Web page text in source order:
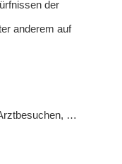
der
anderem auf
…